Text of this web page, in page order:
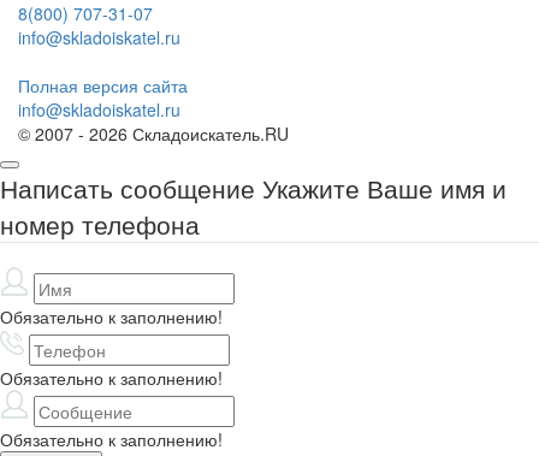
8(800) 707-31-07
info@skladoiskatel.ru
Полная версия сайта
info@skladoiskatel.ru
© 2007 - 2026 Складоискатель.RU
Написать сообщение Укажите Ваше имя и
номер телефона
Обязательно к заполнению!
Обязательно к заполнению!
Обязательно к заполнению!